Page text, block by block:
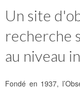
Un site
recherche
au niveau
Fondé en 1937,